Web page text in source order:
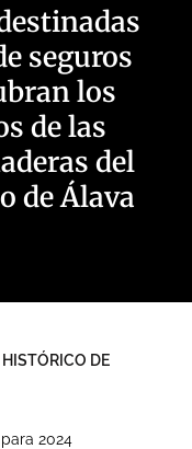
seguros
los
de las
del
de Álava
DE
2024